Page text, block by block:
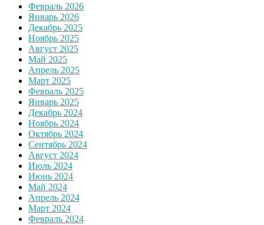
Февраль 2026
Январь 2026
Декабрь 2025
Ноябрь 2025
Август 2025
Май 2025
Апрель 2025
Март 2025
Февраль 2025
Январь 2025
Декабрь 2024
Ноябрь 2024
Октябрь 2024
Сентябрь 2024
Август 2024
Июль 2024
Июнь 2024
Май 2024
Апрель 2024
Март 2024
Февраль 2024